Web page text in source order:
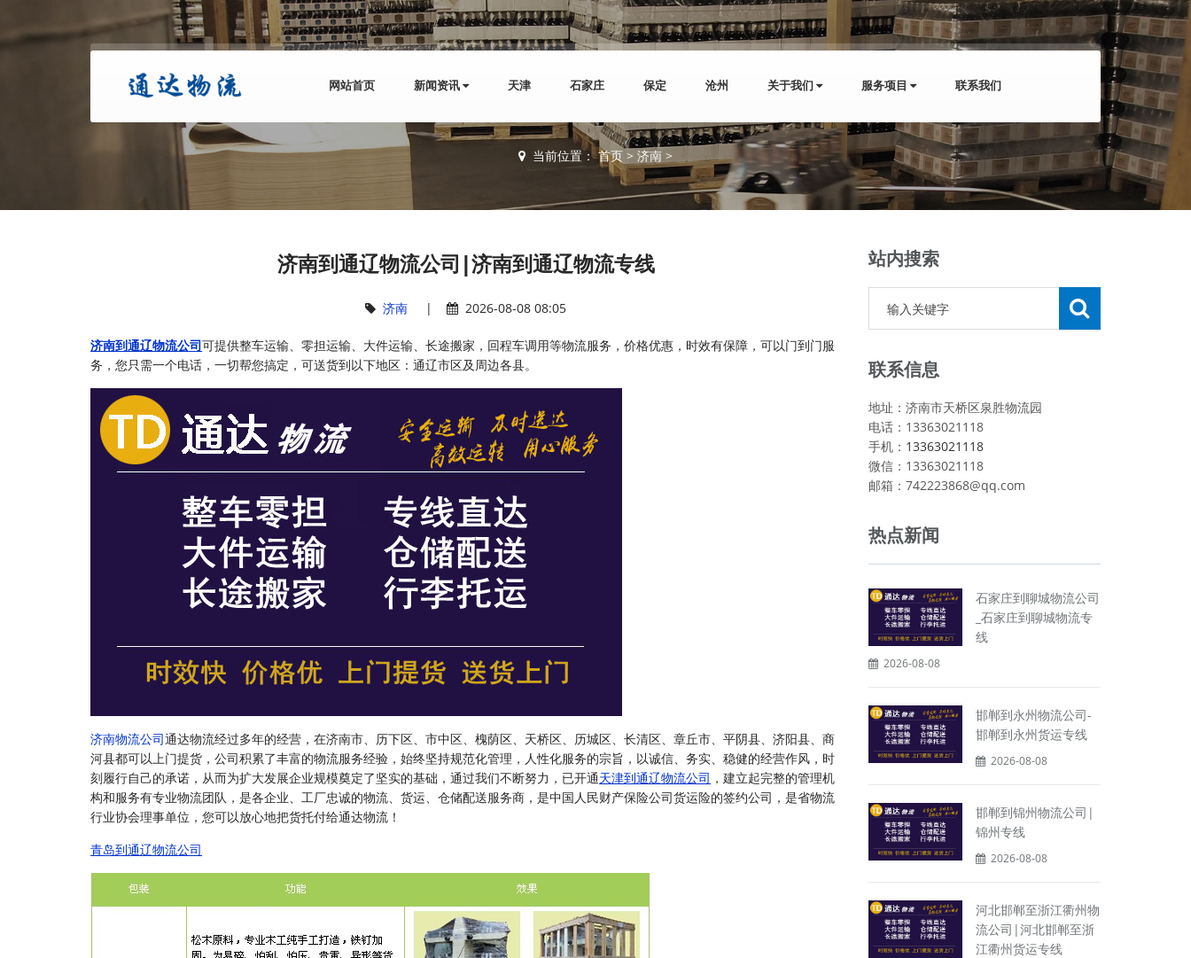
网站首页 新闻资讯 天津 石家庄 保定 沧州 关于我们 服务项目 联系我们
当前位置：首页 > 济南 >
济南到通辽物流公司|济南到通辽物流专线
济南 | 2026-08-08 08:05
济南到通辽物流公司可提供整车运输、零担运输、大件运输、长途搬家，回程车调用等物流服务，价格优惠，时效有保障，可以门到门服
务，您只需一个电话，一切帮您搞定，可送货到以下地区：通辽市区及周边各县。
济南物流公司通达物流经过多年的经营，在济南市、历下区、市中区、槐荫区、天桥区、历城区、长清区、章丘市、平阴县、济阳县、商
河县都可以上门提货，公司积累了丰富的物流服务经验，始终坚持规范化管理，人性化服务的宗旨，以诚信、务实、稳健的经营作风，时
刻履行自己的承诺，从而为扩大发展企业规模奠定了坚实的基础，通过我们不断努力，已开通天津到通辽物流公司 ，建立起完整的管理机
构和服务有专业物流团队，是各企业、工厂忠诚的物流、货运、仓储配送服务商，是中国人民财产保险公司货运险的签约公司，是省物流
行业协会理事单位，您可以放心地把货托付给通达物流！
青岛到通辽物流公司
站内搜索
联系信息
地址：济南市天桥区泉胜物流园
电话：13363021118
手机： 13363021118
微信：13363021118
邮箱：742223868@qq.com
热点新闻
石家庄到聊城物流公司
_石家庄到聊城物流专
线
2026-08-08
邯郸到永州物流公司-
邯郸到永州货运专线
2026-08-08
邯郸到锦州物流公司|
锦州专线
2026-08-08
河北邯郸至浙江衢州物
流公司|河北邯郸至浙
江衢州货运专线